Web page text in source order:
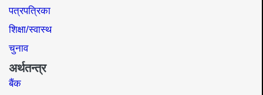
पत्रपत्रिका
शिक्षा/स्वास्थ
चुनाव
अर्थतन्त्र
बैंक